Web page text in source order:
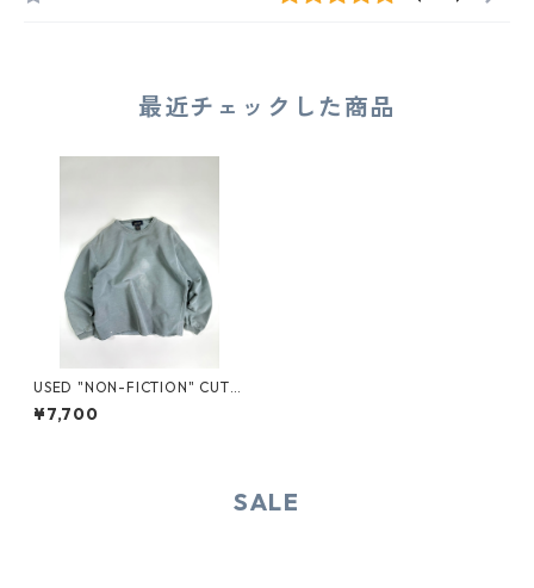
最近チェックした商品
USED "NON-FICTION" CUT-
OFF SWEAT
¥7,700
SALE